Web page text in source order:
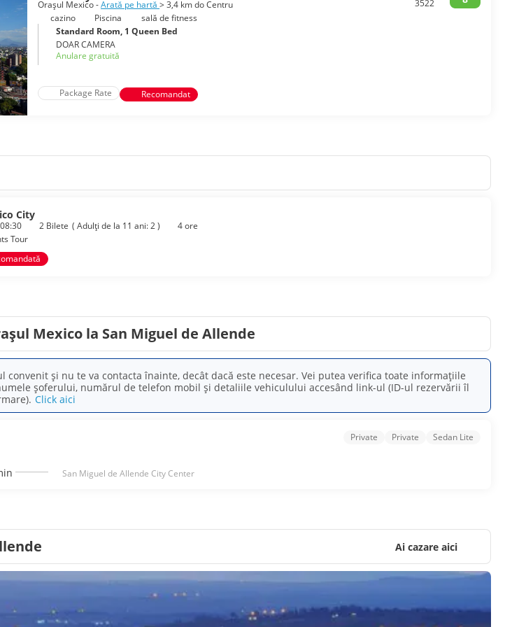
Orașul Mexico -Arată pe hartă > 3,4 km do Centru
3522
cazino
Piscina
sală de fitness
Standard Room, 1 Queen Bed
DOAR CAMERA
Anulare gratuită
Package Rate Recomandat
City
08:30 2 Bilete ( Adulți de la 11 ani: 2)
4 ore
Tour
Mexico la San Miguel de Allende
convenit și nu te va contacta înainte, decât dacă este necesar. Vei putea verifica toate informațiile
șoferului, numărul de telefon mobil și detaliile vehiculului accesând link-ul (ID-ul rezervării îl
Click aici
San Miguel de Allende City Center
Private Private Sedan Lite
Ai cazare aici